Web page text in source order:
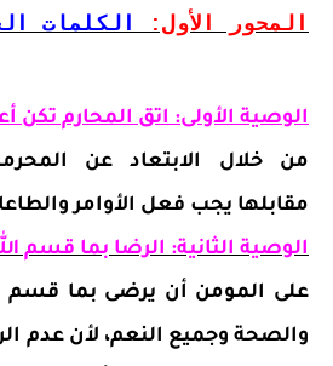
المحور الأول: الكلمات
الوصية الأولى: اتق المحارم تكن
من خلال الابتعاد عن
مقابلها يجب فعل الأوامر
الوصية الثانية: الرضا بما قسم
على المومن أن يرضى بما قسم
والصحة وجميع النعم، لأن عدم